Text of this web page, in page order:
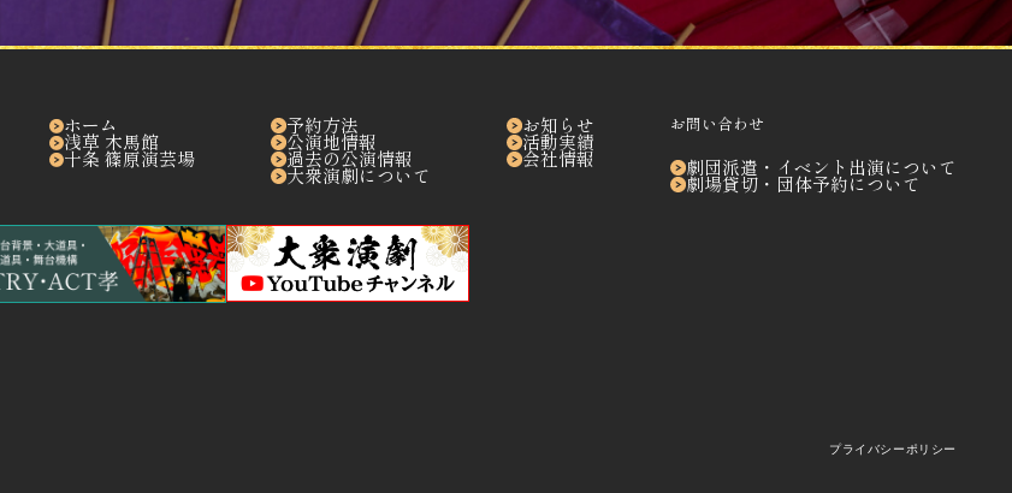
ホーム
浅草 木馬館
十条 篠原演芸場
予約方法
公演地情報
過去の公演情報
大衆演劇について
お知らせ
活動実績
会社情報
お問い合わせ
劇団派遣・ イベント出演について
劇場貸切・ 団体予約について
プライバシーポリシー